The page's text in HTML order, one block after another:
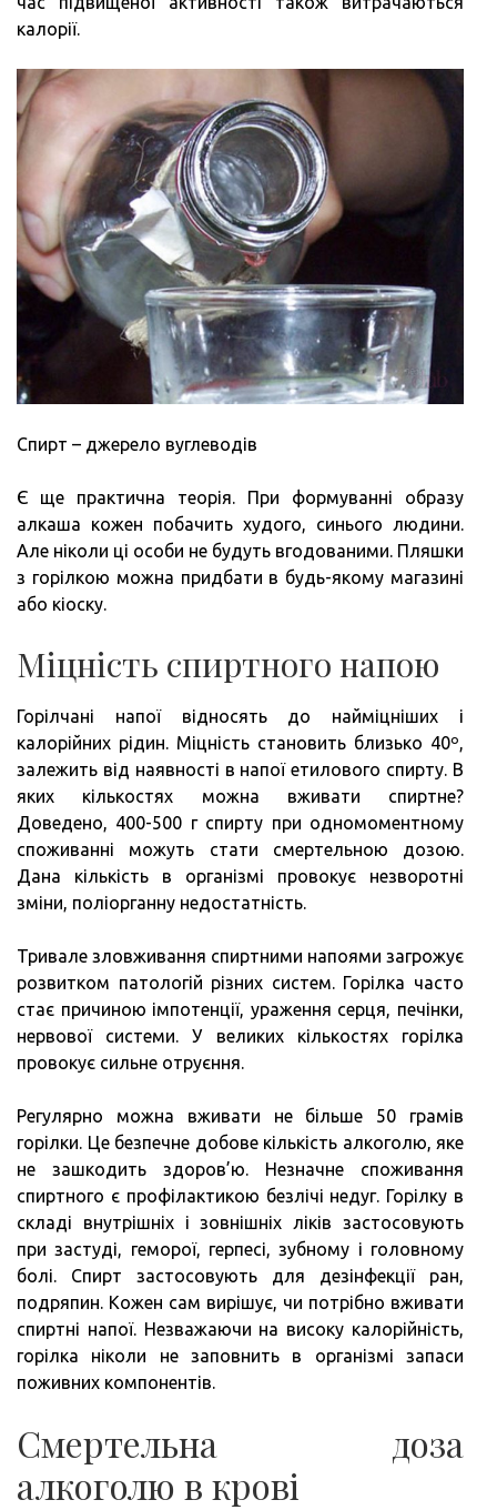
калорії.
Спирт – джерело вуглеводів
Є ще практична теорія. При формуванні образу
алкаша кожен побачить худого, синього людини.
Але ніколи ці особи не будуть вгодованими. Пляшки
з горілкою можна придбати в будь-якому магазині
або кіоску.
Міцність спиртного напою
Горілчані напої відносять до найміцніших і
калорійних рідин. Міцність становить близько 40º,
залежить від наявності в напої етилового спирту. В
яких кількостях можна вживати спиртне?
Доведено, 400-500 г спирту при одномоментному
споживанні можуть стати смертельною дозою.
Дана кількість в організмі провокує незворотні
зміни, поліорганну недостатність.
Тривале зловживання спиртними напоями загрожує
розвитком патологій різних систем. Горілка часто
стає причиною імпотенції, ураження серця, печінки,
нервової системи. У великих кількостях горілка
провокує сильне отруєння.
Регулярно можна вживати не більше 50 грамів
горілки. Це безпечне добове кількість алкоголю, яке
не зашкодить здоров’ю. Незначне споживання
спиртного є профілактикою безлічі недуг. Горілку в
складі внутрішніх і зовнішніх ліків застосовують
при застуді, геморої, герпесі, зубному і головному
болі. Спирт застосовують для дезінфекції ран,
подряпин. Кожен сам вирішує, чи потрібно вживати
спиртні напої. Незважаючи на високу калорійність,
горілка ніколи не заповнить в організмі запаси
поживних компонентів.
Смертельна доза
алкоголю в крові